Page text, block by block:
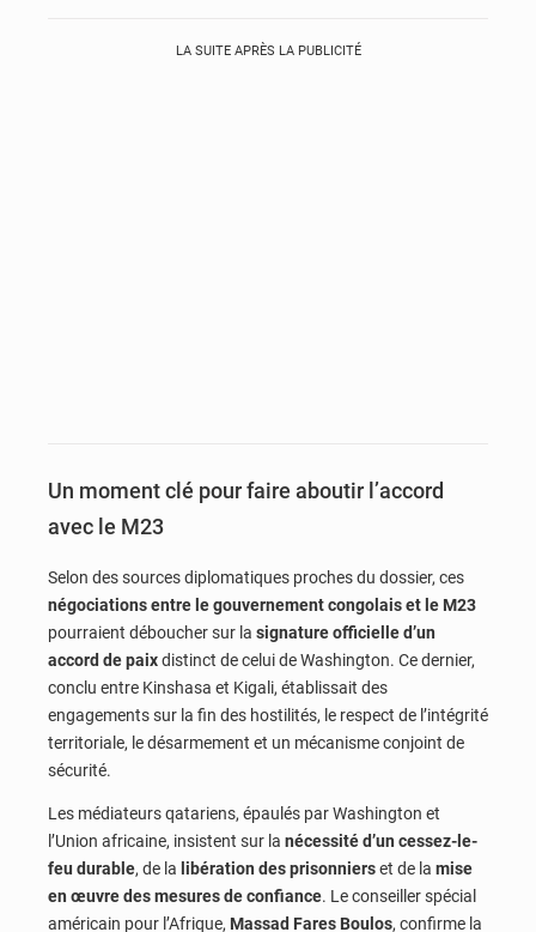
LA SUITE APRÈS LA PUBLICITÉ
Un moment clé pour faire aboutir l’accord
avec le M23
Selon des sources diplomatiques proches du dossier, ces
négociations entre le gouvernement congolais et le M23
pourraient déboucher sur la signature officielle d’un
accord de paixdistinct de celui de Washington. Ce dernier,
conclu entre Kinshasa et Kigali, établissait des
engagements sur la fin des hostilités, le respect de l’intégrité
territoriale, le désarmement et un mécanisme conjoint de
sécurité.
Les médiateurs qatariens, épaulés par Washington et
l’Union africaine, insistent sur la nécessité d’un cessez-le-
feu durable, de la libération des prisonnierset de la mise
en œuvre des mesures de confiance. Le conseiller spécial
américain pour l’Afrique, Massad Fares Boulos, confirme la